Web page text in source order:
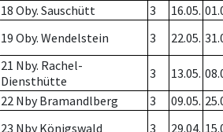
18 Oby. Sauschütt 3 16.05.
19 Oby. Wendelstein 3 22.05.
21 Nby. Rachel-
Diensthütte
3 13.05.
22 Nby Bramandlberg 3 09.05.
23 Nby Königswald 3 29.04.